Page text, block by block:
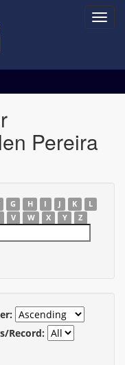
Pereira
G H I J K
L
V W X Y Z
Record: